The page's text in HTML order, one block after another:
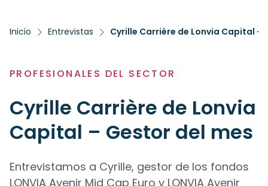
Inicio Entrevistas Cyrille Carrière de Lonvia Capital –
PROFESIONALES DEL SECTOR
Cyrille Carrière de Lonvia
Capital – Gestor del mes
Entrevistamos a Cyrille, gestor de los fondos
LONVIA Avenir Mid Cap Euro y LONVIA Avenir